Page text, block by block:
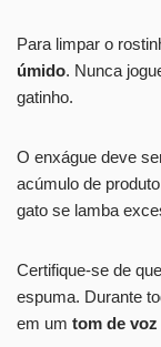
Para limpar o
úmido. Nunca
gatinho.
O enxágue deve
acúmulo de
gato se lamba
Certifique-se de
espuma. Durante
em um tom de